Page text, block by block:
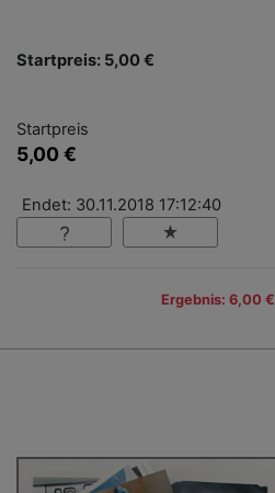
Startpreis: 5,00 €
Startpreis
5,00 €
Endet: 30.11.2018 17:12:40
Ergebnis: 6,00 €